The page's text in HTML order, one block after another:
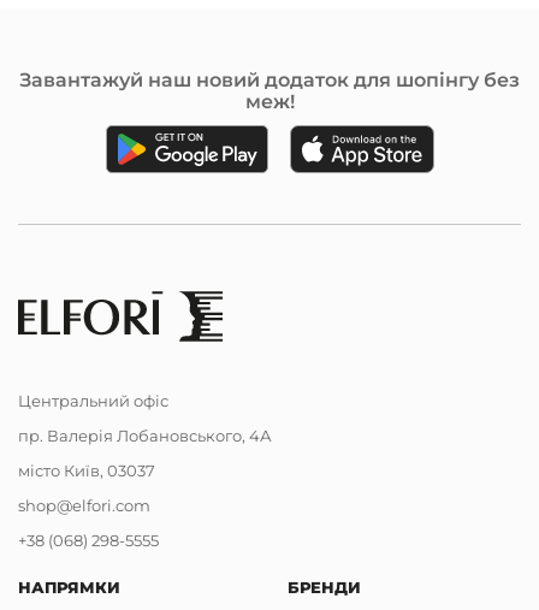
Завантажуй наш новий додаток для шопінгу без
меж!
Центральний офіс
пр. Валерія Лобановського, 4А
місто Київ, 03037
shop@elfori.com
+38 (068) 298-5555
НАПРЯМКИ
БРЕНДИ